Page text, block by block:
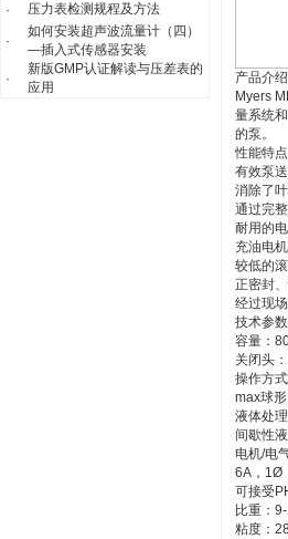
·
压力表检测规程及方法
·
如何安装超声波流量计（四）
—插入式传感器安装
·
新版GMP认证解读与压差表的
应用
产品介绍
Myers
量系统
的泵。
性能特点
有效泵
消除了
通过完
耐用的
充油电
较低的
正密封
经过现
技术参数
容量：
关闭头
操作方
max球
液体处
间歇性
电机/电
6A，1Ø
可接受
比重：
粘度：